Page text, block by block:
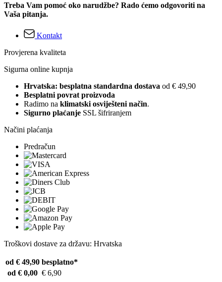
Treba Vam pomoć oko narudžbe? Rado ćemo odgovoriti na
Vaša pitanja.
Kontakt
Provjerena kvaliteta
Sigurna online kupnja
Hrvatska: besplatna standardna dostava od € 49,90
Besplatni povrat proizvoda
Radimo na klimatski osviješteni način.
Sigurno plaćanje SSL šifriranjem
Načini plaćanja
Predračun
Troškovi dostave za državu: Hrvatska
od € 49,90 besplatno*
od € 0,00 € 6,90